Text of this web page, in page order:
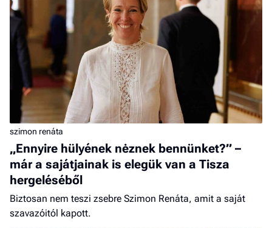
szimon renáta
„Ennyire hülyének nėznek bennünket?” –
már a sajátjainak is elegük van a Tisza
hergeléséből
Biztosan nem teszi zsebre Szimon Renáta, amit a saját
szavazóitól kapott.